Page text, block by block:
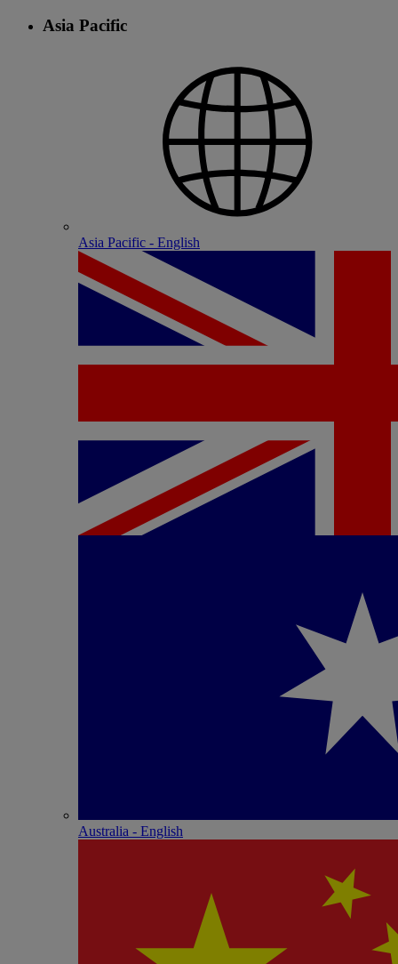
Asia Pacific
Asia Pacific - English
Australia - English